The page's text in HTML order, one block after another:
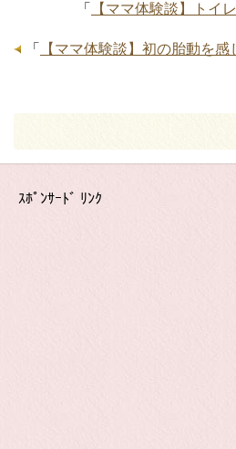
「 【ママ体験談】トイ
「 【ママ体験談】初の胎動を
ｽﾎﾟﾝｻｰﾄﾞ ﾘﾝｸ